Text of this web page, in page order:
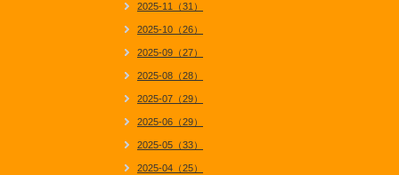
2025-11（31）
2025-10（26）
2025-09（27）
2025-08（28）
2025-07（29）
2025-06（29）
2025-05（33）
2025-04（25）